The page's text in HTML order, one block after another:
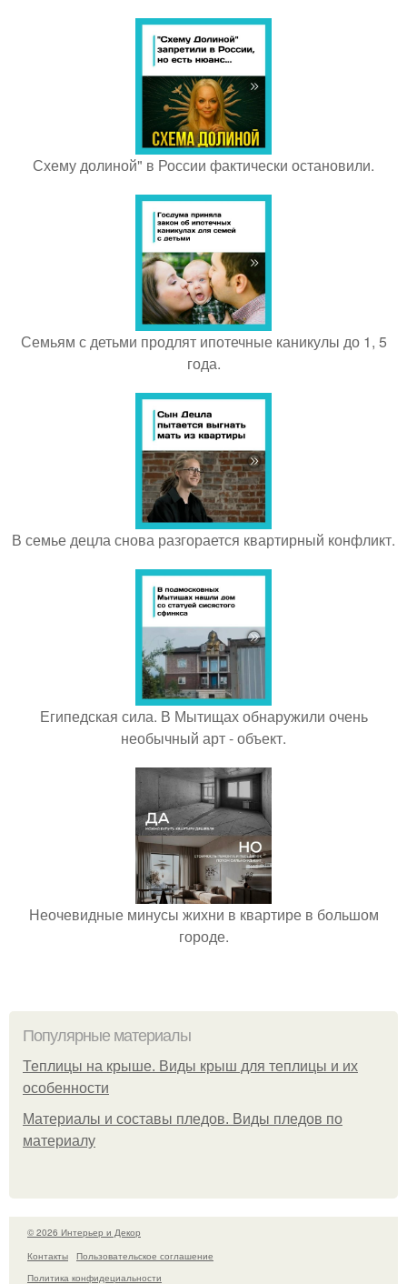
Схему долиной" в России фактически остановили.
Семьям с детьми продлят ипотечные каникулы до 1, 5
года.
В семье децла снова разгорается квартирный конфликт.
Египедская сила. В Мытищах обнаружили очень
необычный арт - объект.
Неочевидные минусы жихни в квартире в большом
городе.
Популярные материалы
Теплицы на крыше. Виды крыш для теплицы и их
особенности
Материалы и составы пледов. Виды пледов по
материалу
© 2026 Интерьер и Декор
Контакты
Пользовательское соглашение
Политика конфидециальности